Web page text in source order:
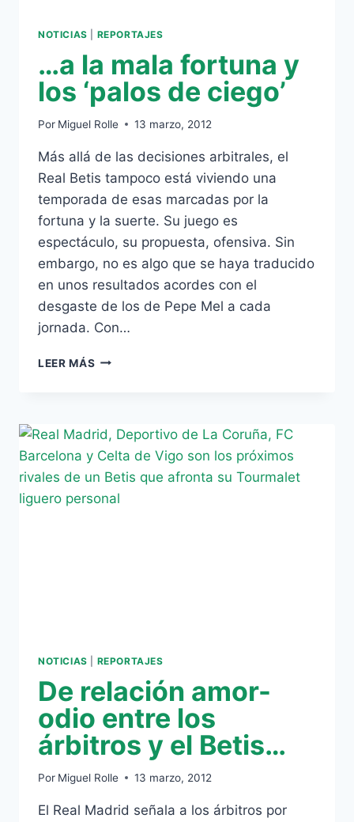
NOTICIAS REPORTAJES
…a la mala fortuna y
los ‘palos de ciego’
Por Miguel Rolle 13 marzo, 2012
Más allá de las decisiones arbitrales, el
Real Betis tampoco está viviendo una
temporada de esas marcadas por la
fortuna y la suerte. Su juego es
espectáculo, su propuesta, ofensiva. Sin
embargo, no es algo que se haya traducido
en unos resultados acordes con el
desgaste de los de Pepe Mel a cada
jornada. Con…
LEER MÁS …
Y
LOS
‘PALOS
NOTICIAS REPORTAJES
De relación amor-
odio entre los
árbitros y el Betis…
Por Miguel Rolle 13 marzo, 2012
El Real Madrid señala a los árbitros por